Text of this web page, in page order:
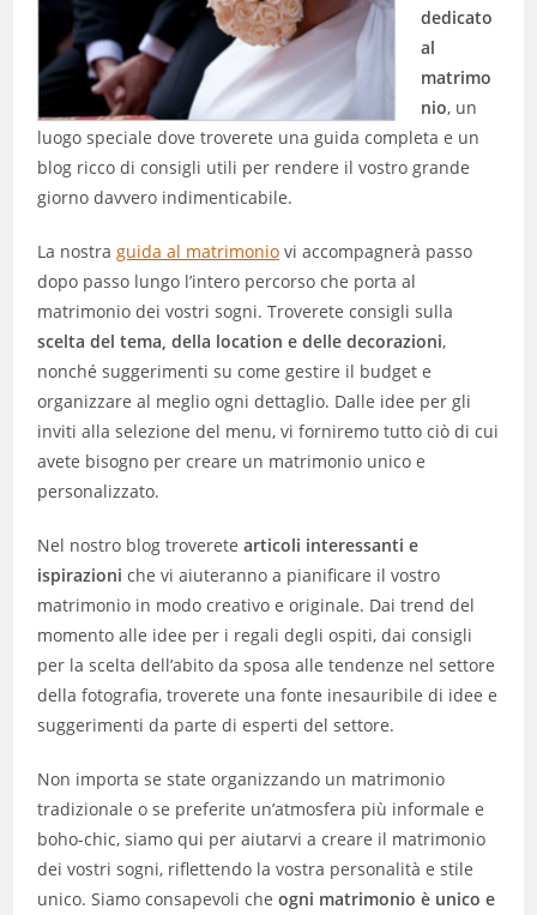
dedicato
al
matrimo
nio, un
luogo speciale dove troverete una guida completa e un
blog ricco di consigli utili per rendere il vostro grande
giorno davvero indimenticabile.
La nostraguida al matrimonio vi accompagnerà passo
dopo passo lungo l’intero percorso che porta al
matrimonio dei vostri sogni. Troverete consigli sulla
scelta del tema, della location e delle decorazioni,
nonché suggerimenti su come gestire il budget e
organizzare al meglio ogni dettaglio. Dalle idee per gli
inviti alla selezione del menu, vi forniremo tutto ciò di cui
avete bisogno per creare un matrimonio unico e
personalizzato.
Nel nostro blog troveretearticoli interessanti e
ispirazioni che vi aiuteranno a pianificare il vostro
matrimonio in modo creativo e originale. Dai trend del
momento alle idee per i regali degli ospiti, dai consigli
per la scelta dell’abito da sposa alle tendenze nel settore
della fotografia, troverete una fonte inesauribile di idee e
suggerimenti da parte di esperti del settore.
Non importa se state organizzando un matrimonio
tradizionale o se preferite un’atmosfera più informale e
boho-chic, siamo qui per aiutarvi a creare il matrimonio
dei vostri sogni, riflettendo la vostra personalità e stile
unico. Siamo consapevoli che ogni matrimonio è unico e